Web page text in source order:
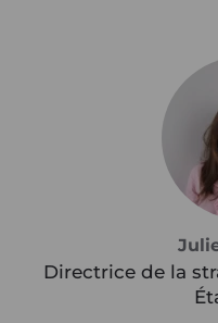
Directrice de la